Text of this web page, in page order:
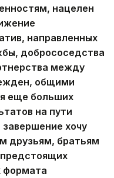
нацелен
направленных
добрососедства
между
общими
еще больших
на пути
хочу
друзьям, братьям
формата